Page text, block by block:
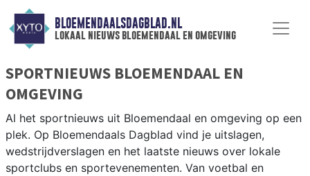
BLOEMENDAALSDAGBLAD.NL
lokaal nieuws bloemendaal en omgeving
SPORTNIEUWS BLOEMENDAAL EN
OMGEVING
Al het sportnieuws uit Bloemendaal en omgeving op een
plek. Op Bloemendaals Dagblad vind je uitslagen,
wedstrijdverslagen en het laatste nieuws over lokale
sportclubs en sportevenementen. Van voetbal en